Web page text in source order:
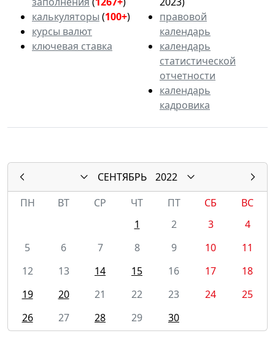
калькуляторы (100+)
курсы валют
ключевая ставка
правовой
календарь
календарь
статистической
отчетности
календарь
кадровика
СЕНТЯБРЬ
2022
ПН
ВТ СР ЧТ ПТ СБ
ВС
1
2 3
4
5
6 7 8 9 10
11
12
13 14 15 16 17
18
19
20 21 22 23 24
25
26
27 28 29 30